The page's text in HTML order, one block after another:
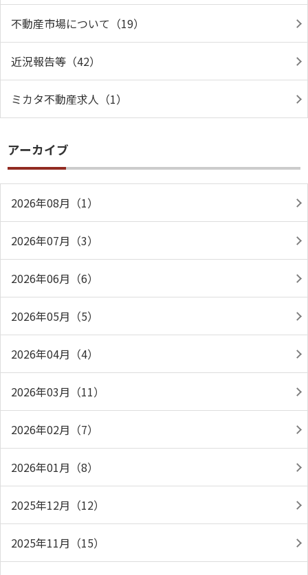
不動産市場について（19）
近況報告等（42）
ミカタ不動産求人（1）
アーカイブ
2026年08月（1）
2026年07月（3）
2026年06月（6）
2026年05月（5）
2026年04月（4）
2026年03月（11）
2026年02月（7）
2026年01月（8）
2025年12月（12）
2025年11月（15）